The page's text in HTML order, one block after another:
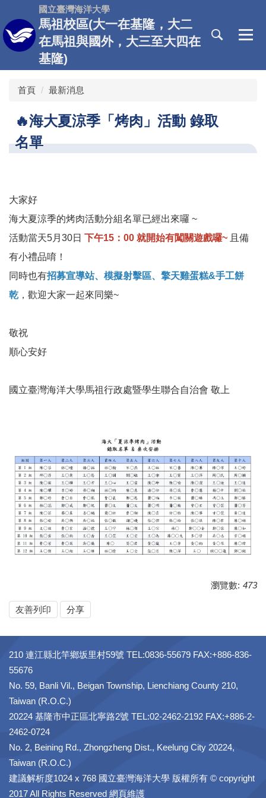
到
主
要
國立臺灣海洋大學
馬祖校區(大一在基隆，大二
在馬祖與國外，大三至大四在
基隆)
首頁 最新消息
🔥海大夏涼季「烤肉」活動 錄取
名單
大家好
海大夏涼季的烤肉活動分組名單已經出來囉 ~
活動當天5月30日 下午15：00 就開始有闖關遊戲囉~ 且備
有小禮品唷！
同時也有招募宣導站、模擬射擊區、擎天雞蛋糕&手工餅
乾 ，歡迎大家一起來同樂~
敬祝
順心安好
國立臺灣海洋大學馬祖行政處暨學生聯合自治會 敬上
瀏覽數: 473
友善列印 分享
210 連江縣北竿鄉坂里村59號 TEL:0836-55679 FAX:+886-836-
55676
No. 59, Banli Vil., Beigan Township, Lienchiang County 210,
Taiwan (R.O.C.)
20224 基隆市中正區北寧路2號 TEL:02-2462-2192 FAX:+886-2-
2462-0724
No. 2, Beining Rd., Zhongzheng Dist., Keelung City 20224,
Taiwan (R.O.C.)
建議解析度1024 x 768 國立臺灣海洋大學 版權所有 © copyright
2017 All Rights Reserved 網頁維護